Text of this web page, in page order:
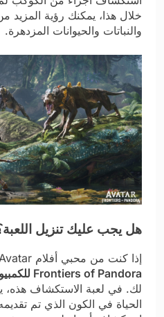
خلال هذا، يمكنك رؤية المزيد
والنباتات والحيوانات المزدهرة.
هل يجب عليك تنزيل
إذا كنت من محبي أفلام Avatar، فإن
Frontiers of Pandora للكمبيوتر مجاناً
لك. في لعبة الاستكشاف هذه،
الحياة في الكون الذي تم